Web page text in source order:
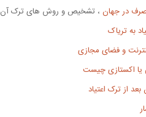
در جهان ، تشخیص و روش های ترک آن
به تریاک
و فضای مجازی
اکستازی چیست
از ترک اعتیاد